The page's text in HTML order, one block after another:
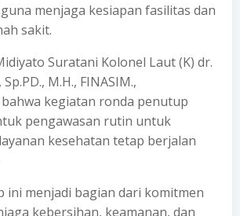
menjaga kesiapan fasilitas dan
sakit.
Suratani Kolonel Laut (K) dr.
M.H., FINASIM.,
kegiatan ronda penutup
pengawasan rutin untuk
kesehatan tetap berjalan
ini menjadi bagian dari komitmen
kebersihan, keamanan, dan